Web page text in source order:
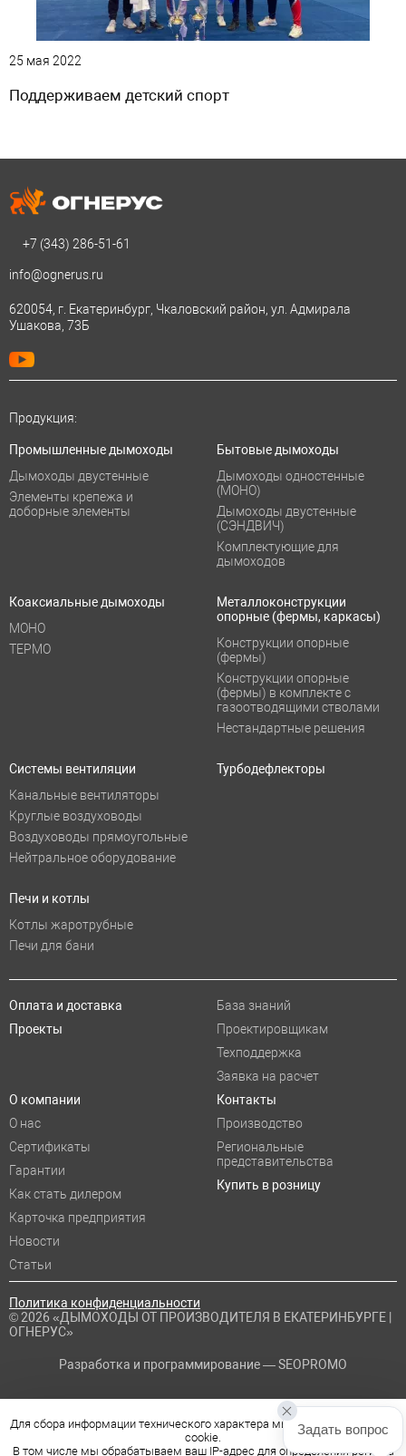
25 мая 2022
Поддерживаем детский спорт
+7 (343) 286-51-61
info@ognerus.ru
620054, г. Екатеринбург, Чкаловский район, ул. Адмирала
Ушакова, 73Б
Продукция:
Промышленные дымоходы
Дымоходы двустенные
Элементы крепежа и
доборные элементы
Бытовые дымоходы
Дымоходы одностенные
(МОНО)
Дымоходы двустенные
(СЭНДВИЧ)
Комплектующие для
дымоходов
Коаксиальные дымоходы
МОНО
ТЕРМО
Металлоконструкции
опорные (фермы, каркасы)
Конструкции опорные
(фермы)
Конструкции опорные
(фермы) в комплекте с
газоотводящими стволами
Нестандартные решения
Системы вентиляции
Канальные вентиляторы
Круглые воздуховоды
Воздуховоды прямоугольные
Нейтральное оборудование
Турбодефлекторы
Печи и котлы
Котлы жаротрубные
Печи для бани
Политика конфиденциальности
© 2026 «ДЫМОХОДЫ ОТ ПРОИЗВОДИТЕЛЯ В ЕКАТЕРИНБУРГЕ |
ОГНЕРУС»
Разработка и программирование —SEOPROMO
Оплата и доставка
Проекты
База знаний
Проектировщикам
Техподдержка
Заявка на расчет
О компании
О нас
Сертификаты
Гарантии
Как стать дилером
Карточка предприятия
Новости
Статьи
Контакты
Производство
Региональные
представительства
Купить в розницу
Для сбора информации технического характера мы используем файлы
cookie.
В том числе мы обрабатываем ваш IP-адрес для определения региона
Задать вопрос